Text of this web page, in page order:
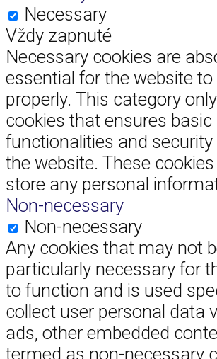
Necessary
Vždy zapnuté
Necessary cookies are
essential for the website
properly. This category
cookies that ensures basic
functionalities and
the website. These
store any personal
Non-necessary
Non-necessary
Any cookies that may not
particularly necessary for
to function and is used
collect user personal data
ads, other embedded
termed as non-necessary